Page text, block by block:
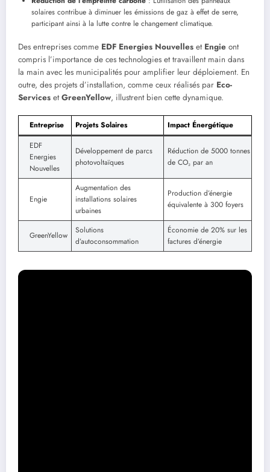
solaires contribue à diminuer les émissions de gaz à effet de serre,
participant ainsi à la lutte contre le changement climatique.
Des entreprises comme EDF Energies Nouvelles et Engie ont
compris l’importance de ces technologies et travaillent main dans
la main avec les municipalités pour amplifier leur déploiement. En
outre, des projets d’installation, comme ceux réalisés par Eco-
Services etGreenYellow, illustrent bien cette dynamique.
Entreprise Projets Solaires
Impact Énergétique
EDF
Energies
Nouvelles
Développement de parcs
photovoltaïques
Réduction de 5000 tonnes
de CO₂ par an
Engie
Augmentation des
installations solaires
urbaines
Production d’énergie
équivalente à 300 foyers
GreenYellow
Solutions
d’autoconsommation
Économie de 20% sur les
factures d’énergie